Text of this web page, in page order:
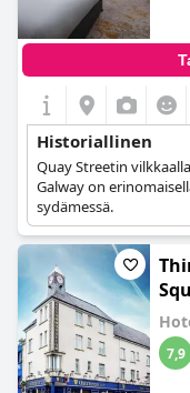
Historiallinen
Quay Streetin
Galway on
sydämessä.
7,9